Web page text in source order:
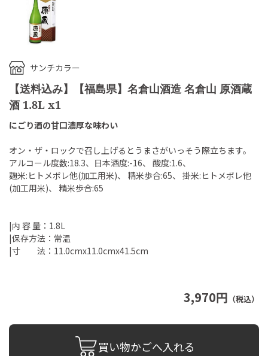
サンチカラー
【送料込み】【福島県】名倉山酒造 名倉山 原酒蔵
酒 1.8L x1
3,970円 （税込）
にごり酒の甘口濃厚な味わい
オン・ザ・ロックで召し上げるとうまさがいっそう際立ちます。
アルコール度数:18.3、日本酒度:-16、 酸度:1.6、
麹米:ヒトメボレ他(加工用米)、 精米歩合:65、 掛米:ヒトメボレ他
(加工用米)、 精米歩合:65
|内 容 量：1.8L
|保存方法：常温
|寸 法：11.0cmx11.0cmx41.5cm
買い物かごへ入れる